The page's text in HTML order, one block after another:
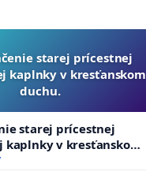
starej prícestnej
kaplnky v kresťanskom
duchu.
starej prícestnej
kaplnky v kresťanskom